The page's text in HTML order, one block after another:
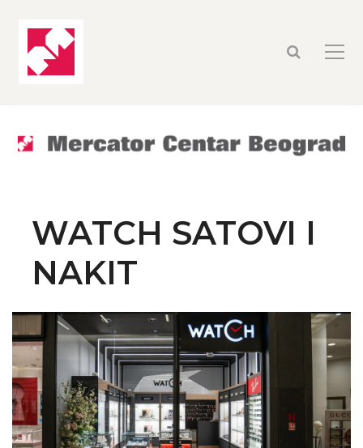
WATCH SATOVI I
NAKIT